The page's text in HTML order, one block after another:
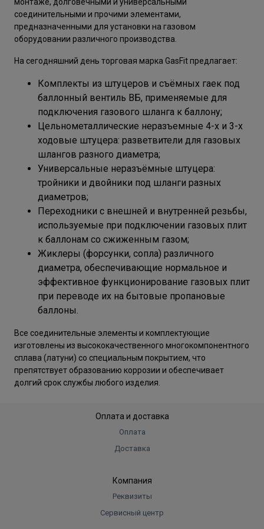
соединительными и прочими элементами,
предназначенными для установки на газовом
оборудовании различного производства.
На сегодняшний день торговая марка GasFit предлагает:
Комплекты из штуцеров и съёмных гаек под
баллонный вентиль ВБ, применяемые для
подключения газового шланга к баллону;
Цельнометаллические неразъемные 4-х и 3-х
ходовые штуцера: разветвители для газовых
шлангов разного диаметра;
Универсальные неразъёмные штуцера:
тройники и двойники под шланги разных
диаметров;
Переходники с внешней и внутренней резьбы,
используемые при подключении газовых плит
к баллонам со сжиженным газом;
Жиклеры (форсунки, сопла) различного
диаметра, обеспечивающие нормальное и
эффективное функционирование газовых плит
при переводе их на бытовые пропановые
баллоны.
Все соединительные элементы и комплектующие
изготовлены из высококачественного многокомпонентного
сплава (латуни) со специальным покрытием, что
препятствует образованию коррозии и обеспечивает
долгий срок службы любого изделия.
Оплата и доставка
Оплата
Доставка
Компания
Реквизиты
Сервисный центр